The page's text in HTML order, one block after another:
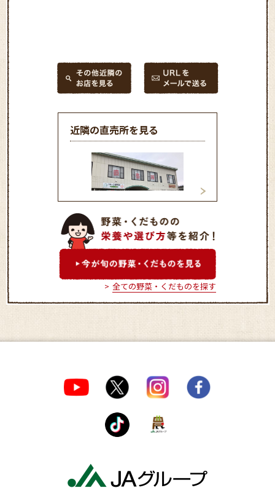
近隣の直売所を見る
JA南アルプス市 道の駅し
らね農産物直売所
JAふえふき 富士
直売所
全ての野菜・くだものを探す